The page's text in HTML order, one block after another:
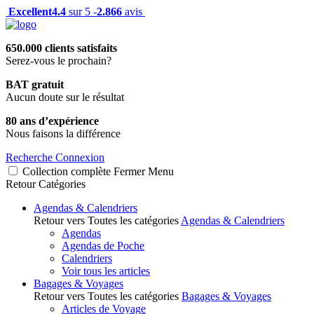
Excellent4.4 sur 5 -2.866 avis
650.000 clients satisfaits
Serez-vous le prochain?
BAT gratuit
Aucun doute sur le résultat
80 ans d’expérience
Nous faisons la différence
Recherche Connexion
Collection complète Fermer Menu
Retour Catégories
Agendas & Calendriers
Retour vers Toutes les catégories Agendas & Calendriers
Agendas
Agendas de Poche
Calendriers
Voir tous les articles
Bagages & Voyages
Retour vers Toutes les catégories Bagages & Voyages
Articles de Voyage